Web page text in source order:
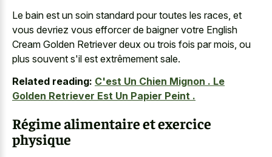
Le bain est un soin standard pour toutes les races, et
vous devriez vous efforcer de baigner votre English
Cream Golden Retriever deux ou trois fois par mois, ou
plus souvent s'il est extrêmement sale.
Related reading: C'est Un Chien Mignon . Le
Golden Retriever Est Un Papier Peint .
Régime alimentaire et exercice
physique